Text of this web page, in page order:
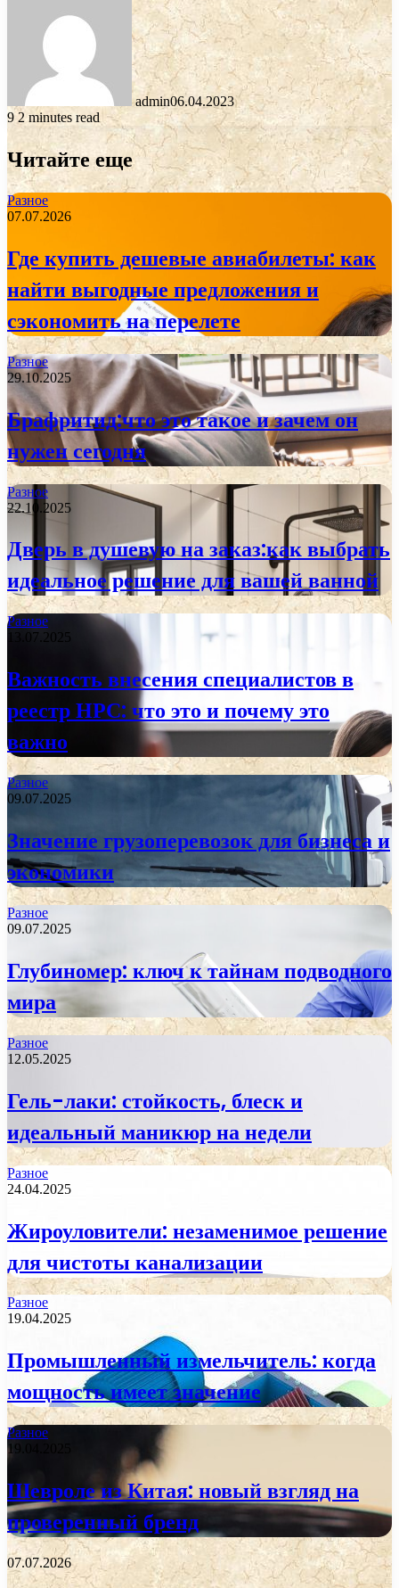
admin06.04.2023
9 2 minutes read
Читайте еще
Разное
07.07.2026
Где купить дешевые авиабилеты: как
найти выгодные предложения и
сэкономить на перелете
Разное
29.10.2025
Брафритид:что это такое и зачем он
нужен сегодня
Разное
22.10.2025
Дверь в душевую на заказ:как выбрать
идеальное решение для вашей ванной
Разное
13.07.2025
Важность внесения специалистов в
реестр НРС: что это и почему это
важно
Разное
09.07.2025
Значение грузоперевозок для бизнеса и
экономики
Разное
09.07.2025
Глубиномер: ключ к тайнам подводного
мира
Разное
12.05.2025
Гель-лаки: стойкость, блеск и
идеальный маникюр на недели
Разное
24.04.2025
Жироуловители: незаменимое решение
для чистоты канализации
Разное
19.04.2025
Промышленный измельчитель: когда
мощность имеет значение
Разное
19.04.2025
Шевроле из Китая: новый взгляд на
проверенный бренд
07.07.2026